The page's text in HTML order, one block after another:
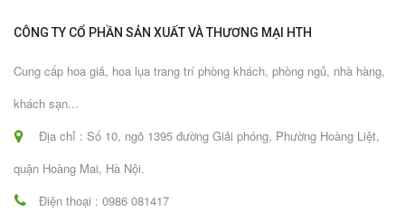
CÔNG TY CỔ PHẦN SẢN XUẤT VÀ THƯƠNG MẠI HTH
Cung cấp hoa giả, hoa lụa trang trí phòng khách, phòng ngủ, nhà hàng,
khách sạn...
Địa chỉ : Số 10, ngõ 1395 đường Giải phóng, Phường Hoàng Liệt,
quận Hoàng Mai, Hà Nội.
Điện thoại : 0986 081417